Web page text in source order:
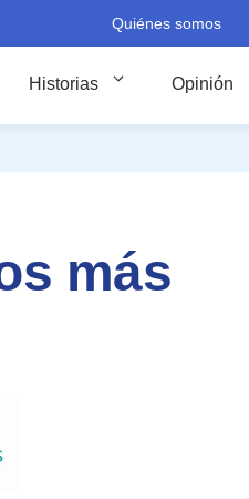
Quiénes somos
Historias Opinión
más